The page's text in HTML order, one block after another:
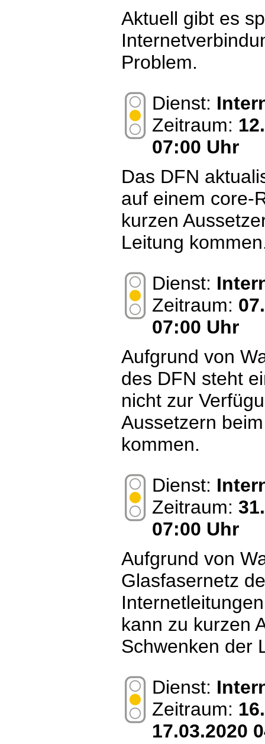
Aktuell gibt es
Problem.
Dienst:
Zeitraum:
07:00 Uhr
Das DFN
auf einem core-
kurzen
Leitung
Dienst:
Zeitraum:
07:00 Uhr
Aufgrund von
des DFN steht
nicht zur
Aussetzern
kommen.
Dienst:
Zeitraum:
07:00 Uhr
Aufgrund von
Glasfasernetz
kann zu kurzen
Schwenken der
Dienst:
Zeitraum:
17.03.2020